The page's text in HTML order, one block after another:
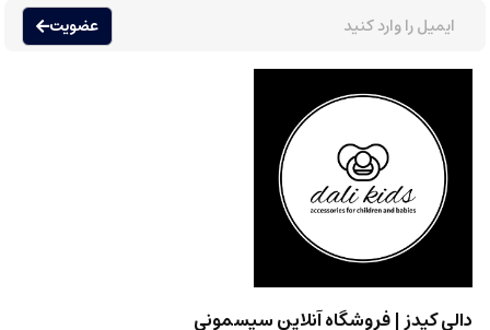
عضویت
دالی کیدز | فروشگاه آنلاین سیسمونی